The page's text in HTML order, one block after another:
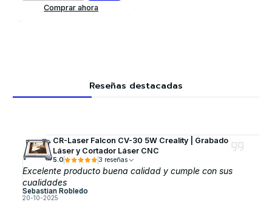
Comprar ahora
Reseñas destacadas
CR-Laser Falcon CV-30 5W Creality | Grabado
Láser y Cortador Láser CNC
5.0 3 reseñas
Excelente producto buena calidad y cumple con sus
cualidades
Sebastian Robledo
20-10-2025